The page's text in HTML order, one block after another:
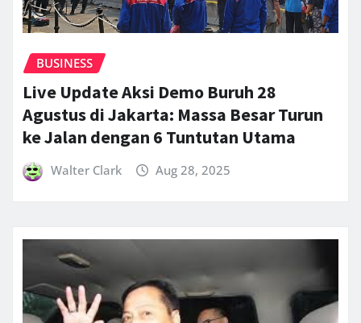
BUSINESS
Live Update Aksi Demo Buruh 28
Agustus di Jakarta: Massa Besar Turun
ke Jalan dengan 6 Tuntutan Utama
Walter Clark Aug 28, 2025